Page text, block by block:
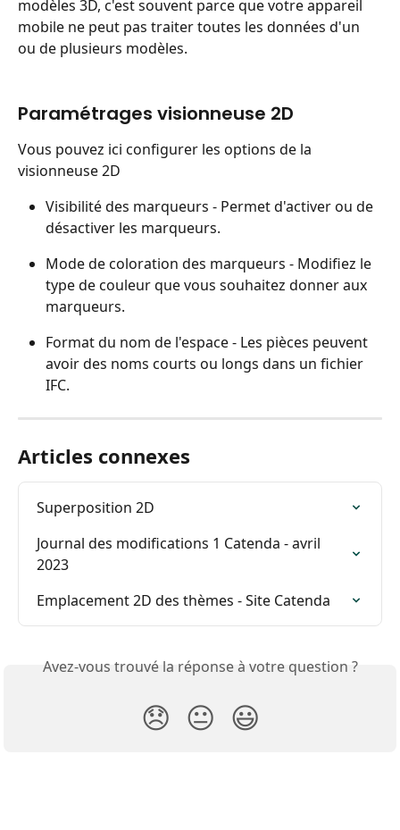
modèles 3D, c'est souvent parce que votre appareil
mobile ne peut pas traiter toutes les données d'un
ou de plusieurs modèles.
Paramétrages visionneuse 2D
Vous pouvez ici configurer les options de la
visionneuse 2D
Visibilité des marqueurs - Permet d'activer ou de
désactiver les marqueurs.
Mode de coloration des marqueurs - Modifiez le
type de couleur que vous souhaitez donner aux
marqueurs.
Format du nom de l'espace - Les pièces peuvent
avoir des noms courts ou longs dans un fichier
IFC.
Articles connexes
Superposition 2D
Journal des modifications 1 Catenda - avril
2023
Emplacement 2D des thèmes - Site Catenda
Avez-vous trouvé la réponse à votre question ?
😞 😐 😃